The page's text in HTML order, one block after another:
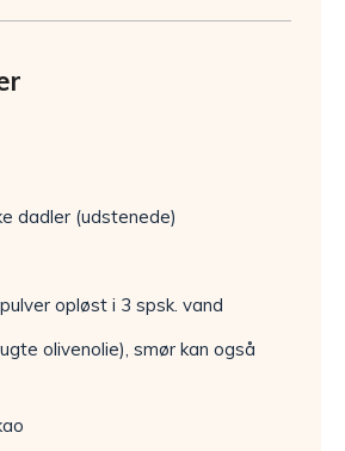
dadler (udstenede)
opløst i 3 spsk. vand
olivenolie), smør kan også